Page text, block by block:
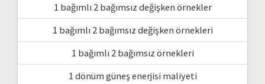
1 bağımlı 2 bağımsız değişken örnekler
1 bağımlı 2 bağımsız değişken örnekleri
1 bağımlı 2 bağımsız örnekleri
1 dönüm güneş enerjisi maliyeti